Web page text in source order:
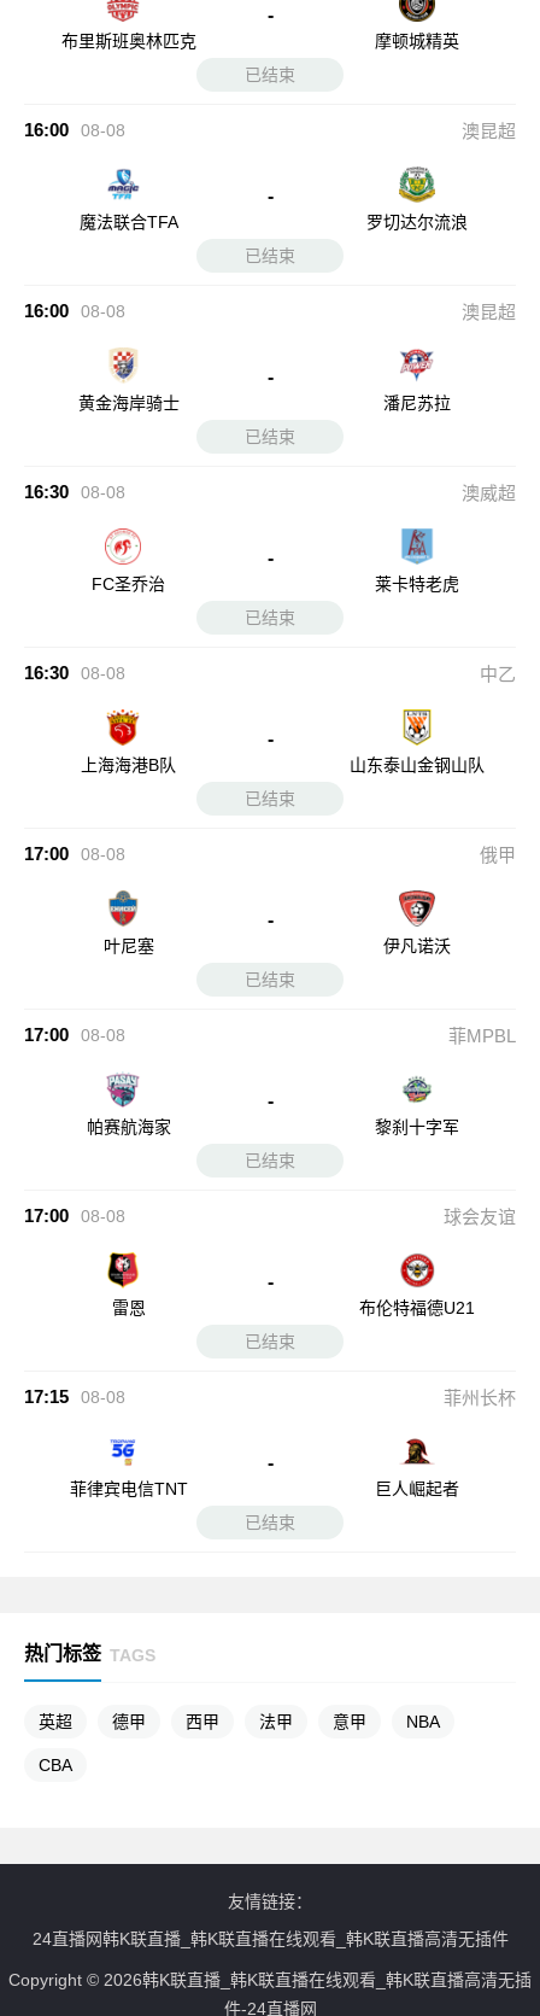
布里斯班奥林匹克
-
摩顿城精英
已结束
16:00 08-08 澳昆超
魔法联合TFA
-
罗切达尔流浪
已结束
16:00 08-08 澳昆超
黄金海岸骑士
-
潘尼苏拉
已结束
16:30 08-08 澳威超
FC圣乔治
-
莱卡特老虎
已结束
16:30 08-08 中乙
上海海港B队
-
山东泰山金钢山队
已结束
17:00 08-08 俄甲
叶尼塞
-
伊凡诺沃
已结束
17:00 08-08 菲MPBL
帕赛航海家
-
黎刹十字军
已结束
17:00 08-08 球会友谊
雷恩
-
布伦特福德U21
已结束
17:15 08-08 菲州长杯
菲律宾电信TNT
-
巨人崛起者
已结束
热门标签 TAGS
英超 德甲 西甲 法甲 意甲 NBA
CBA
友情链接：
24直播网韩K联直播_韩K联直播在线观看_韩K联直播高清无插件
Copyright © 2026韩K联直播_韩K联直播在线观看_韩K联直播高清无插
件-24直播网